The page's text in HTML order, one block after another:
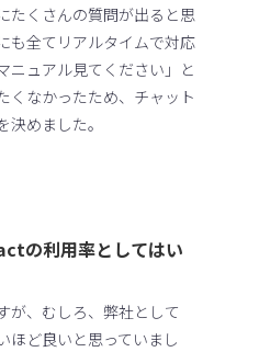
たくさんの質問が出ると思
も全てリアルタイムで対応
ニュアル見てください」と
くなかったため、チャット
めました。
の利用率としてはい
が、むしろ、弊社として
ほど良いと思っていまし